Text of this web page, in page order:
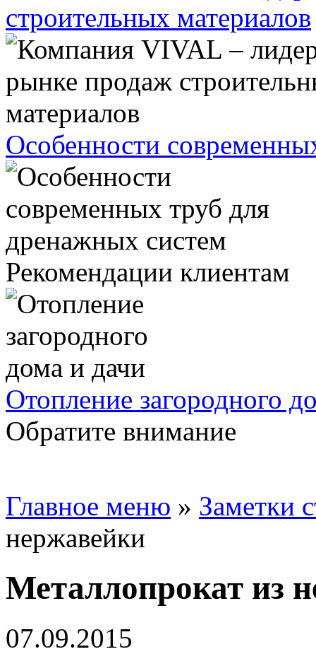
строительных материалов
Особенности
Рекомендации клиентам
Отопление загородного
Обратите внимание
Главное меню » Заметки
нержавейки
Металлопрокат из
07.09.2015